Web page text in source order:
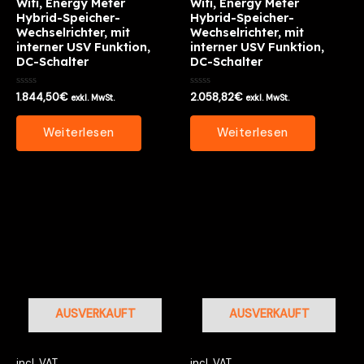
Hybrid-Speicher-
Wechselrichter, mit
interner USV Funktion,
DC-Schalter
Bewertet
mit
0
1.844,50€ exkl. MwSt.
Weiterlesen
Hybrid-Speicher-
Wechselrichter, mit
interner USV Funktion,
DC-Schalter
Bewertet
mit
0
2.058,82€ exkl. MwSt.
Weiterlesen
AUSVERKAUFT AUSVERKAUFT